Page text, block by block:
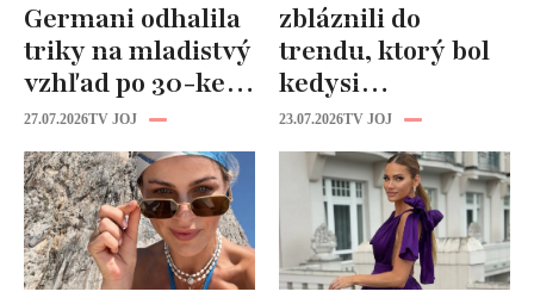
Germani odhalila
triky na mladistvý
vzhľad po 30-ke:
Fungujú lepšie
než drahá
kozmetika
27.07.2026TV JOJ
zbláznili do
trendu, ktorý bol
kedysi
katastrofou:
„Mušie nohy“ sú
späť!
23.07.2026TV JOJ